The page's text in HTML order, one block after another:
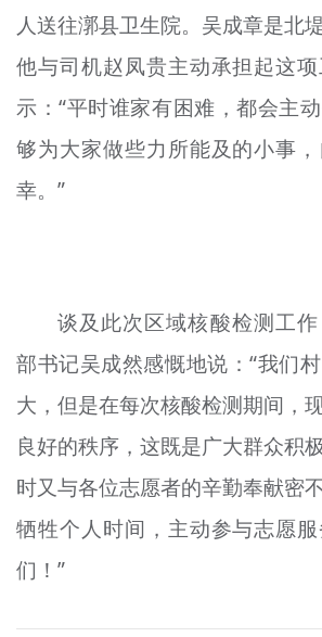
人送往漷县卫生院。吴成章是北
他与司机赵凤贵主动承担起这
示：“平时谁家有困难，都会主
够为大家做些力所能及的小事
幸。”
谈及此次区域核酸检测工
部书记吴成然感慨地说：“我们
大，但是在每次核酸检测期间，
良好的秩序，这既是广大群众积
时又与各位志愿者的辛勤奉献密
牺牲个人时间，主动参与志愿
们！”